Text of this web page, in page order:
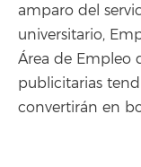
amparo del
universitario,
Área de Empleo
publicitarias
convertirán en